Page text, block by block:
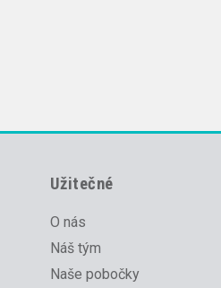
Užitečné
O nás
Náš tým
Naše pobočky